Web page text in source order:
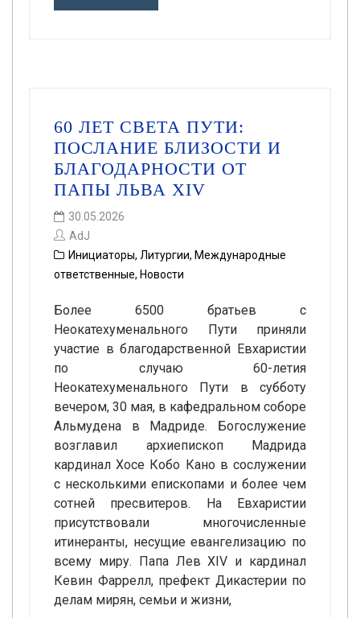
60 ЛЕТ СВЕТА ПУТИ:
ПОСЛАНИЕ БЛИЗОСТИ И
БЛАГОДАРНОСТИ ОТ
ПАПЫ ЛЬВА XIV
30.05.2026
AdJ
Инициаторы, Литургии, Международные
ответственные, Новости
Более 6500 братьев с
Неокатехуменального Пути приняли
участие в благодарственной Евхаристии
по случаю 60-летия
Неокатехуменального Пути в субботу
вечером, 30 мая, в кафедральном соборе
Альмудена в Мадриде. Богослужение
возглавил архиепископ Мадрида
кардинал Хосе Кобо Кано в сослужении
с несколькими епископами и более чем
сотней пресвитеров. На Евхаристии
присутствовали многочисленные
итинеранты, несущие евангелизацию по
всему миру. Папа Лев XIV и кардинал
Кевин Фаррелл, префект Дикастерии по
делам мирян, семьи и жизни,